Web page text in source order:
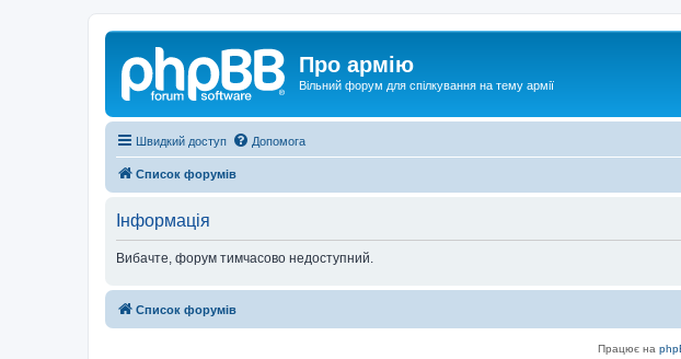
Про армію
Вільний форум для спілкування на тему армії
Швидкий доступ Допомога
Список форумів
Інформація
Вибачте, форум тимчасово недоступний.
Список форумів
Працює на